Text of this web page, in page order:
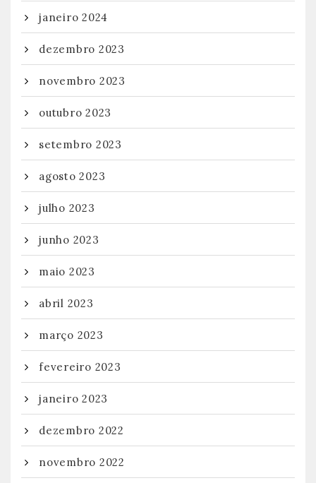
janeiro 2024
dezembro 2023
novembro 2023
outubro 2023
setembro 2023
agosto 2023
julho 2023
junho 2023
maio 2023
abril 2023
março 2023
fevereiro 2023
janeiro 2023
dezembro 2022
novembro 2022